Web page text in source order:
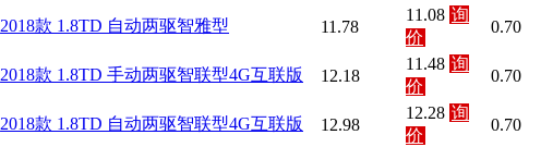
2018款 1.8TD 自动两驱智雅型 11.78
11.08 询
价
0.70
2018款 1.8TD 手动两驱智联型4G互联版 12.18
11.48 询
价
0.70
2018款 1.8TD 自动两驱智联型4G互联版 12.98
12.28 询
价
0.70